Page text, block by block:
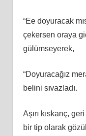
“Ee doyuracak
çekersen oraya
gülümseyerek,
“Doyuracağız
belini sıvazladı.
Aşırı kıskanç,
bir tip olarak